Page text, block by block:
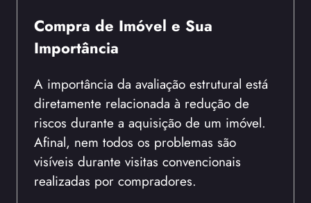
Compra de Imóvel e Sua
Importância
A importância da avaliação estrutural está
diretamente relacionada à redução de
riscos durante a aquisição de um imóvel.
Afinal, nem todos os problemas são
visíveis durante visitas convencionais
realizadas por compradores.